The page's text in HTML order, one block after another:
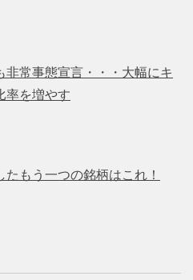
非常事態宣言・・・大幅にキ
率を増やす
たもう一つの銘柄はこれ！